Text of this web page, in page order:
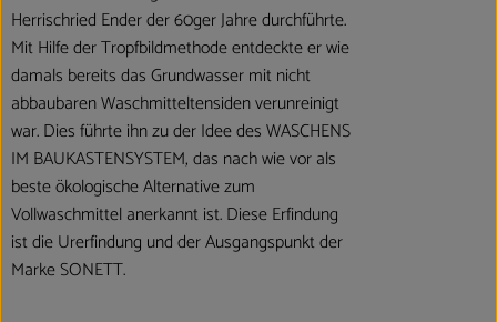
Herrischried Ender der 60ger Jahre durchführte.
Mit Hilfe der Tropfbildmethode entdeckte er wie
damals bereits das Grundwasser mit nicht
abbaubaren Waschmitteltensiden verunreinigt
war. Dies führte ihn zu der Idee des WASCHENS
IM BAUKASTENSYSTEM, das nach wie vor als
beste ökologische Alternative zum
Vollwaschmittel anerkannt ist. Diese Erfindung
ist die Urerfindung und der Ausgangspunkt der
Marke SONETT.